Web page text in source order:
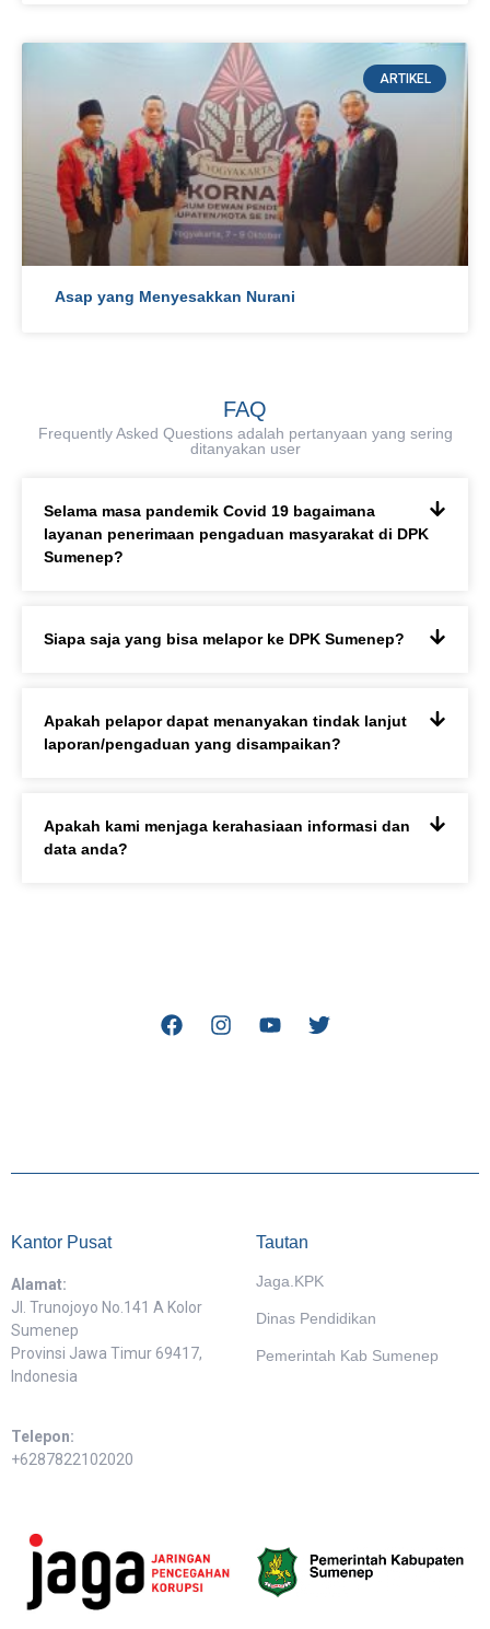
ARTIKEL
Asap yang Menyesakkan Nurani
FAQ
Frequently Asked Questions adalah pertanyaan yang sering
ditanyakan user
Selama masa pandemik Covid 19 bagaimana
layanan penerimaan pengaduan masyarakat di DPK
Sumenep?
Siapa saja yang bisa melapor ke DPK Sumenep?
Apakah pelapor dapat menanyakan tindak lanjut
laporan/pengaduan yang disampaikan?
Apakah kami menjaga kerahasiaan informasi dan
data anda?
Kantor Pusat
Alamat:
Jl. Trunojoyo No.141 A Kolor
Sumenep
Provinsi Jawa Timur 69417,
Indonesia
Telepon:
+6287822102020
Tautan
Jaga.KPK
Dinas Pendidikan
Pemerintah Kab Sumenep